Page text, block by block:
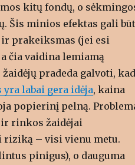
kitų fondų, o
Šis minios efektas gali
prakeiksmas (jei esi
čia vaidina lemiamą
pradeda galvoti, kad
yra labai gera idėja, kaina
popierinį pelną.
rinkos žaidėjai
– visi vienu metu.
pinigus), o dauguma